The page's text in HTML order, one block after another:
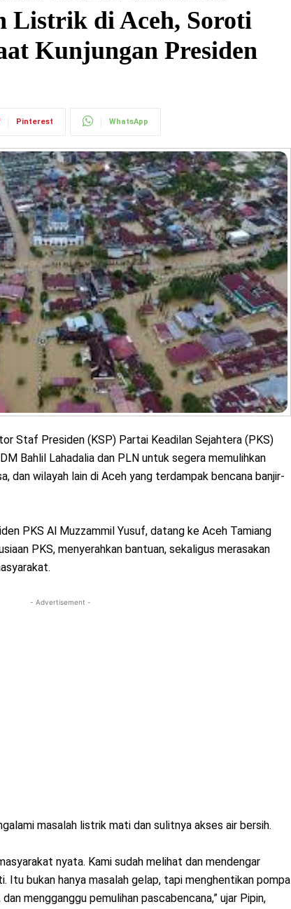
Listrik di Aceh, Soroti
Kunjungan Presiden
Pinterest WhatsApp
Staf Presiden (KSP) Partai Keadilan Sejahtera (PKS)
Bahlil Lahadalia dan PLN untuk segera memulihkan
dan wilayah lain di Aceh yang terdampak bencana banjir-
PKS Al Muzzammil Yusuf, datang ke Aceh Tamiang
PKS, menyerahkan bantuan, sekaligus merasakan
- Advertisement -
masalah listrik mati dan sulitnya akses air bersih.
nyata. Kami sudah melihat dan mendengar
Itu bukan hanya masalah gelap, tapi menghentikan pompa
mengganggu pemulihan pascabencana,” ujar Pipin,